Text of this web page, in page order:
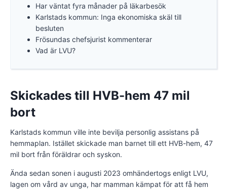
Har väntat fyra månader på läkarbesök
Karlstads kommun: Inga ekonomiska skäl till
besluten
Frösundas chefsjurist kommenterar
Vad är LVU?
Skickades till HVB-hem 47 mil
bort
Karlstads kommun ville inte bevilja personlig assistans på
hemmaplan. Istället skickade man barnet till ett HVB-hem, 47
mil bort från föräldrar och syskon.
Ända sedan sonen i augusti 2023 omhändertogs enligt LVU,
lagen om vård av unga, har mamman kämpat för att få hem